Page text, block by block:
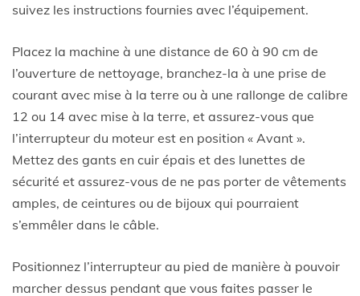
suivez les instructions fournies avec l’équipement.
Placez la machine à une distance de 60 à 90 cm de
l’ouverture de nettoyage, branchez-la à une prise de
courant avec mise à la terre ou à une rallonge de calibre
12 ou 14 avec mise à la terre, et assurez-vous que
l’interrupteur du moteur est en position « Avant ».
Mettez des gants en cuir épais et des lunettes de
sécurité et assurez-vous de ne pas porter de vêtements
amples, de ceintures ou de bijoux qui pourraient
s’emmêler dans le câble.
Positionnez l’interrupteur au pied de manière à pouvoir
marcher dessus pendant que vous faites passer le